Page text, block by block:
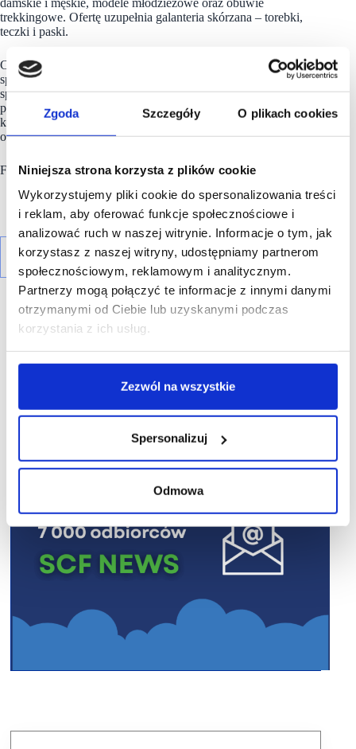
Zgoda Szczegóły O plikach cookies
Niniejsza strona korzysta z plików cookie
Wykorzystujemy pliki cookie do spersonalizowania treści
i reklam, aby oferować funkcje społecznościowe i
analizować ruch w naszej witrynie. Informacje o tym, jak
korzystasz z naszej witryny, udostępniamy partnerom
społecznościowym, reklamowym i analitycznym.
Partnerzy mogą połączyć te informacje z innymi danymi
otrzymanymi od Ciebie lub uzyskanymi podczas
korzystania z ich usług.
Zezwól na wszystkie
Spersonalizuj
Odmowa
damskie i męskie, modele młodzieżowe oraz obuwie
trekkingowe. Ofertę uzupełnia galanteria skórzana – torebki,
teczki i paski.
Część produkcji kierowana jest na eksport i do służb
specjalnych – od kilku lat firma Wojas dostarcza obuwie
specjalistyczne dla wojska, straży pożarnej, straży granicznej,
polskiej poczty, służb leśnych oraz transportowych. Grupa
kapitałowaWojas S.A
. zatrudnia w całej Polsce ponad 1000
osób.
Firma Wojas istnieje na rynku od 35 lat.